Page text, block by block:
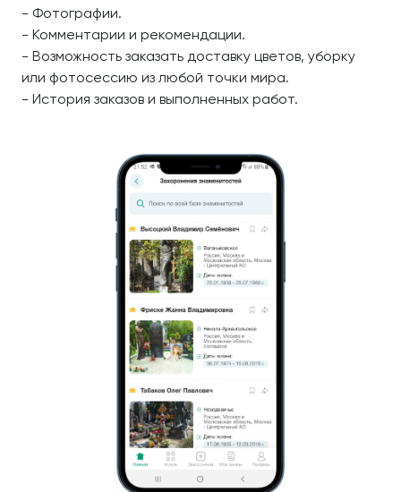
- Фотографии.
- Комментарии и рекомендации.
- Возможность заказать доставку цветов, уборку
или фотосессию из любой точки мира.
- История заказов и выполненных работ.